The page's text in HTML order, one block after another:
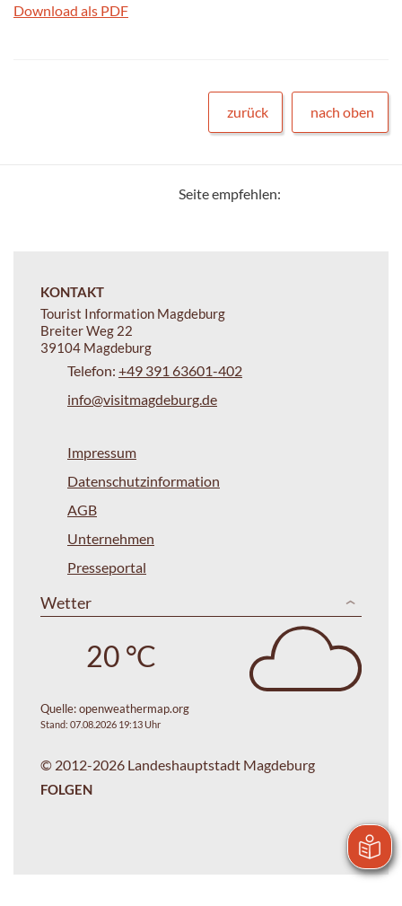
Download als PDF
zurück nach oben
Seite empfehlen:
KONTAKT
Tourist Information Magdeburg
Breiter Weg 22
39104 Magdeburg
Telefon: +49 391 63601-402
info@visitmagdeburg.de
Impressum
Datenschutzinformation
AGB
Unternehmen
Presseportal
Wetter
20 °C
Quelle:openweathermap.org
Stand: 07.08.2026 19:13 Uhr
© 2012-2026 Landeshauptstadt Magdeburg
FOLGEN